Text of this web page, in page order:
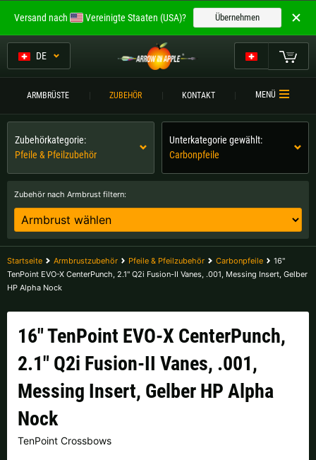
DE
ARMBRÜSTE ZUBEHÖR KONTAKT MENÜ
Zubehör nach Armbrust filtern:
Zubehörkategorie:
Pfeile & Pfeilzubehör
Unterkategorie gewählt:
Carbonpfeile
Startseite Armbrustzubehör Pfeile & Pfeilzubehör Carbonpfeile
16"
TenPoint EVO-X CenterPunch, 2.1" Q2i Fusion-II Vanes, .001, Messing Insert, Gelber
HP Alpha Nock
16" TenPoint EVO-X CenterPunch,
2.1" Q2i Fusion-II Vanes, .001,
Messing Insert, Gelber HP Alpha
Nock
TenPoint Crossbows
Willkommen bei
ARROW IN APPLE
Die besten Armbrüste.
Bitte wählen Sie Ihre Sprache aus:
Englisch Deutsch (DE)
Deutsch (AT) Deutsch (CH)
Bitte wählen Sie Ihre Versandregion:
Belgien |€ Bulgarien |лв
Deutschland |
Finnland | Frankreich |
Italien |€ Kroatien |kn
Lettland | Litauen |€
Niederlande |
Versand nach Vereinigte Staaten (USA)? Übernehmen
Mein Warenkorb
ARMBRÜSTE
ARMBRUSTVERGLEICH
ZUBEHÖR
KONTAKT